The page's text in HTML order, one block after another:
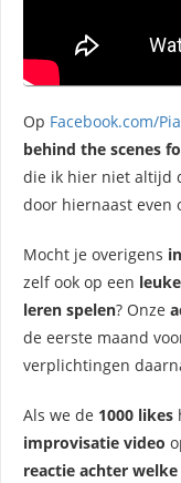
Op Facebook.com/
behind the scenes
die ik hier niet altijd
door hiernaast even
Mocht je overigens
zelf ook op een
leren spelen? Onze
de eerste maand
verplichtingen
Als we de 1000 likes
improvisatie video
reactie achter